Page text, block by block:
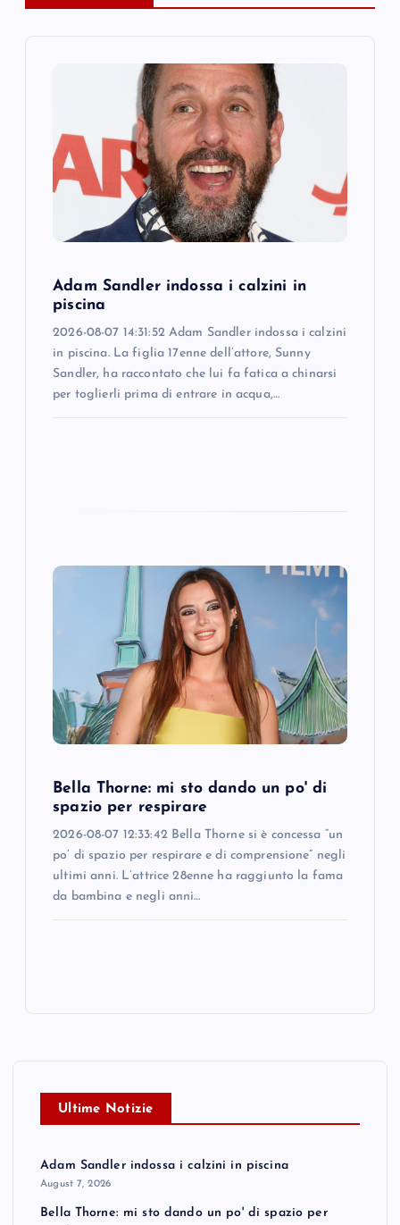
Adam Sandler indossa i calzini in
piscina
2026-08-07 14:31:52 Adam Sandler indossa i calzini
in piscina. La figlia 17enne dell’attore, Sunny
Sandler, ha raccontato che lui fa fatica a chinarsi
per toglierli prima di entrare in acqua,…
Bella Thorne: mi sto dando un po' di
spazio per respirare
2026-08-07 12:33:42 Bella Thorne si è concessa “un
po’ di spazio per respirare e di comprensione” negli
ultimi anni. L’attrice 28enne ha raggiunto la fama
da bambina e negli anni…
Ultime Notizie
Adam Sandler indossa i calzini in piscina
August 7, 2026
Bella Thorne: mi sto dando un po' di spazio per